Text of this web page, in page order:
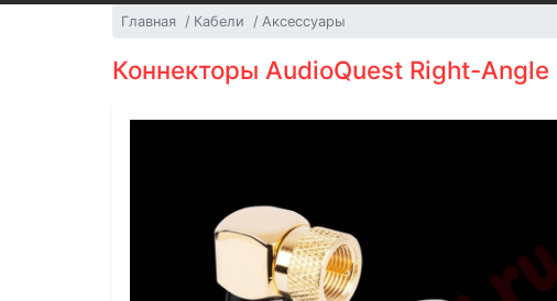
Главная Кабели Аксессуары
Коннекторы AudioQuest Right-Angle